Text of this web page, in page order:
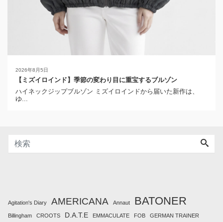
2026年8月5日
【ミズイロインド】季節の変わり目に重宝するブルゾン
ハイネックジップブルゾン ミズイロインドから届いた新作は、
ゆ...
Agitation's Diary AMERICANA Annaut BATONER
Billingham CROOTS D.A.T.E EMMACULATE FOB GERMAN TRAINER